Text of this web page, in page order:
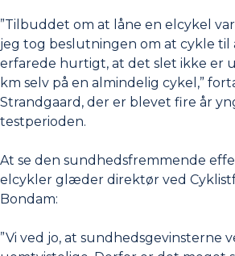
”Tilbuddet om at låne en elcykel
jeg tog beslutningen om at cykle til
erfarede hurtigt, at det slet ikke er
km selv på en almindelig cykel,”
Strandgaard, der er blevet fire år
testperioden.
At se den sundhedsfremmende
elcykler glæder direktør ved
Bondam:
”Vi ved jo, at sundhedsgevinsterne